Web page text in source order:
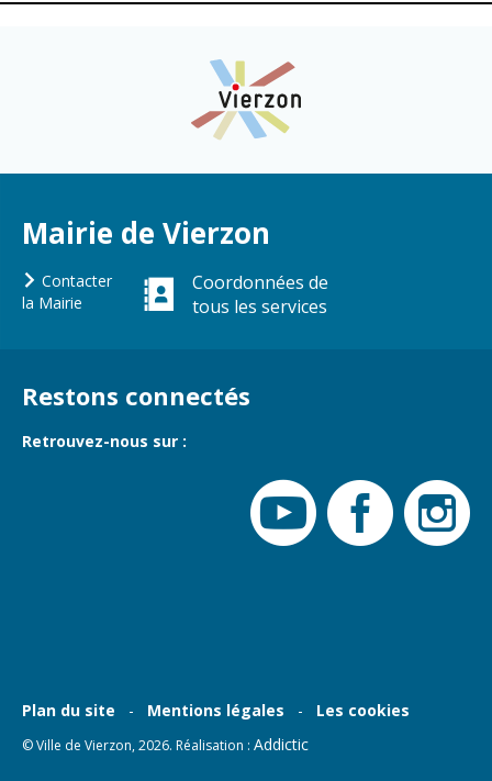
chaleur urbain
Mairie de Vierzon
Contacter
la Mairie
Coordonnées de
tous les services
Restons connectés
Retrouvez-nous sur :
Plan du site Mentions légales Les cookies
© Ville de Vierzon, 2026. Réalisation : Addictic